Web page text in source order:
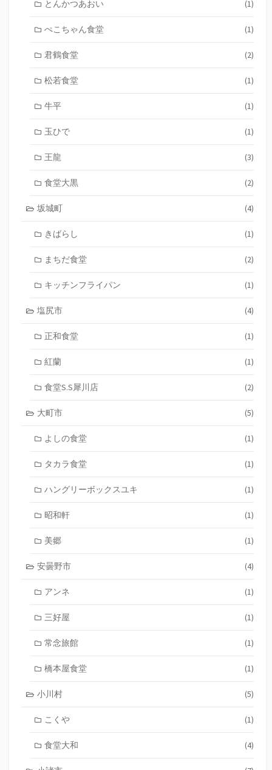
とんかつあおい (1)
ぺこちゃん食堂 (1)
君鶴食堂 (2)
松若食堂 (1)
牛平 (1)
玉ひで (1)
王龍 (3)
食堂大黒 (2)
坂城町 (4)
きばらし (1)
まちだ食堂 (2)
キッチンフライパン (1)
塩尻市 (4)
正和食堂 (1)
紅蘭 (1)
食堂S.S犀川店 (2)
大町市 (5)
よしの食堂 (1)
タカラ食堂 (1)
ハングリーボックスユキ (1)
昭和軒 (1)
美郷 (1)
安曇野市 (4)
アンネ (1)
三好屋 (1)
常念旅館 (1)
橋本屋食堂 (1)
小川村 (5)
こくや (1)
食堂大和 (4)